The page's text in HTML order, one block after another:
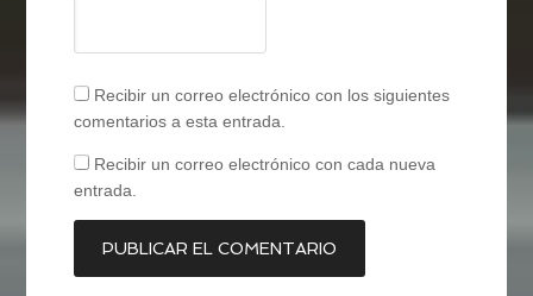
Recibir un correo electrónico con los siguientes
comentarios a esta entrada.
Recibir un correo electrónico con cada nueva
entrada.